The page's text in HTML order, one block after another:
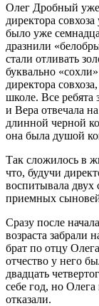
Олег Дробный
директора
было уже
дразнили
стали отливать
буквально
директора
школе. Все ребята
и Вера отвечала
длинной черной
она была душой
Так сложилось в
что, будучи
воспитывала
приемных
Сразу после
возраста
брат по отцу
отчество у него
двадцать
себе год, но
отказали.